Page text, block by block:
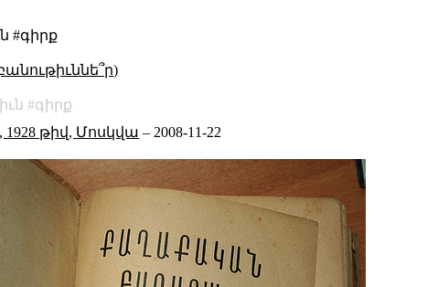
#գիրք
գիրք
թիվ, Մոսկվա – 2008-11-22